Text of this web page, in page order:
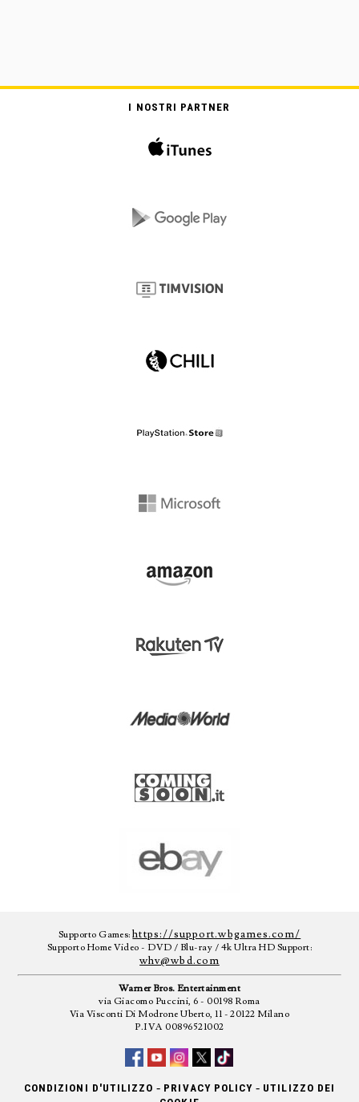
I NOSTRI PARTNER
Supporto Games:https://support.wbgames.com/
Supporto Home Video - DVD / Blu-ray / 4k Ultra HD Support:
whv@wbd.com
Warner Bros. Entertainment
via Giacomo Puccini, 6 - 00198 Roma
Via Visconti Di Modrone Uberto, 11 - 20122 Milano
P.IVA 00896521002
CONDIZIONI D'UTILIZZO - PRIVACY POLICY - UTILIZZO DEI